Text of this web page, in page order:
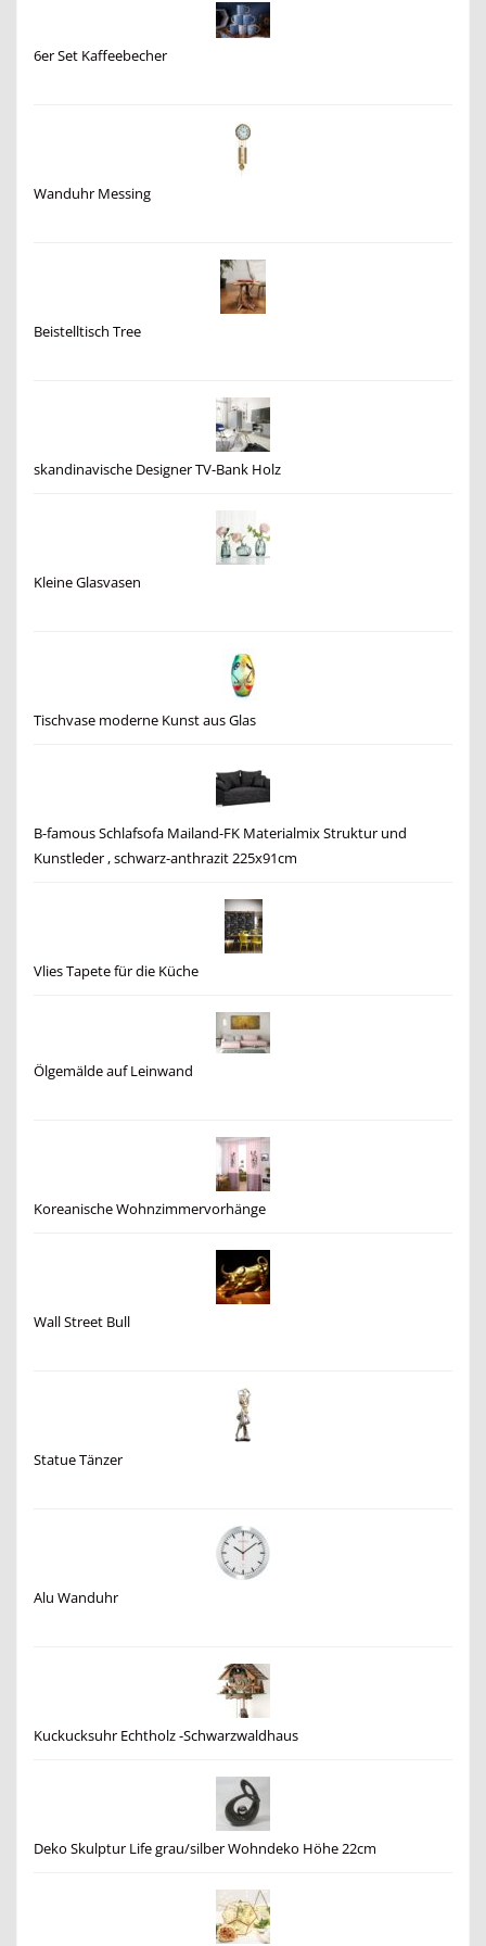
6er Set Kaffeebecher
Wanduhr Messing
Beistelltisch Tree
skandinavische Designer TV-Bank Holz
Kleine Glasvasen
Tischvase moderne Kunst aus Glas
B-famous Schlafsofa Mailand-FK Materialmix Struktur und
Kunstleder , schwarz-anthrazit 225x91cm
Vlies Tapete für die Küche
Ölgemälde auf Leinwand
Koreanische Wohnzimmervorhänge
Wall Street Bull
Statue Tänzer
Alu Wanduhr
Kuckucksuhr Echtholz -Schwarzwaldhaus
Deko Skulptur Life grau/silber Wohndeko Höhe 22cm